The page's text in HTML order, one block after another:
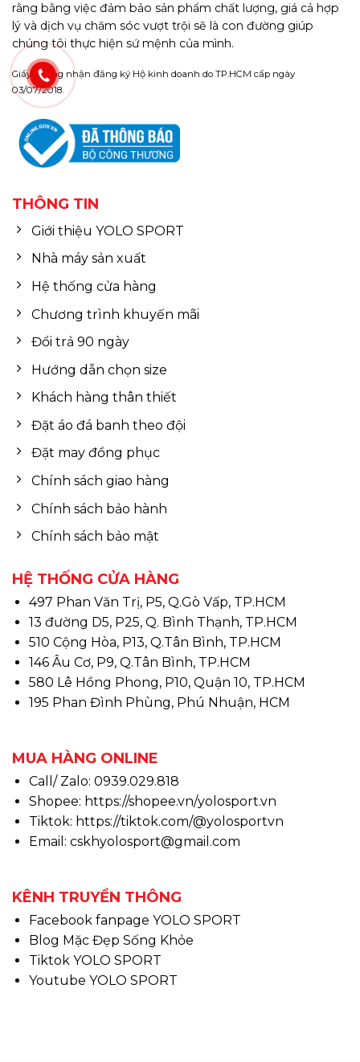
rằng bằng việc đảm bảo sản phẩm chất lượng, giá cả hợp
lý và dịch vụ chăm sóc vượt trội sẽ là con đường giúp
chúng tôi thực hiện sứ mệnh của mình.
Giấy chứng nhận đăng ký Hộ kinh doanh do TP.HCM cấp ngày
03/07/2018.
THÔNG TIN
Giới thiệu YOLO SPORT
Nhà máy sản xuất
Hệ thống cửa hàng
Chương trình khuyến mãi
Đổi trả 90 ngày
Hướng dẫn chọn size
Khách hàng thân thiết
Đặt áo đá banh theo đội
Đặt may đồng phục
Chính sách giao hàng
Chính sách bảo hành
Chính sách bảo mật
HỆ THỐNG CỬA HÀNG
497 Phan Văn Trị, P5, Q.Gò Vấp, TP.HCM
13 đường D5, P25, Q. Bình Thạnh, TP.HCM
510 Cộng Hòa, P13, Q.Tân Bình, TP.HCM
146 Âu Cơ, P9, Q.Tân Bình, TP.HCM
580 Lê Hồng Phong, P10, Quận 10, TP.HCM
195 Phan Đình Phùng, Phú Nhuận, HCM
MUA HÀNG ONLINE
Call/ Zalo: 0939.029.818
Shopee: https://shopee.vn/yolosport.vn
Tiktok: https://tiktok.com/@yolosportvn
Email: cskhyolosport@gmail.com
KÊNH TRUYỀN THÔNG
Facebook fanpage YOLO SPORT
Blog Mặc Đẹp Sống Khỏe
Tiktok YOLO SPORT
Youtube YOLO SPORT